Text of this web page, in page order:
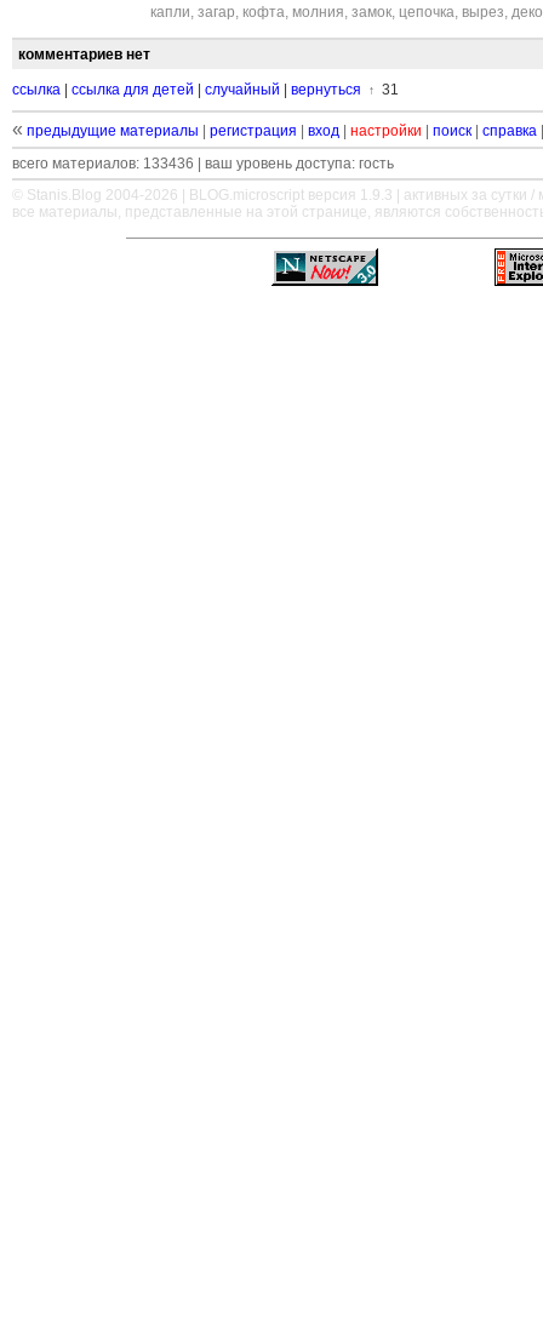
капли, загар, кофта, молния, замок, цепочка, вырез,
комментариев нет
ссылка ссылка для детей случайный вернуться ↑ 31
« предыдущие материалы регистрация вход настройки поиск справка
всего материалов: 133436 | ваш уровень доступа: гость
© Stanis.Blog 2004-2026 |
BLOG.microscript версия 1.9.3 | активных за сутки /
все материалы, представленные на этой странице, являются
—————————————————————